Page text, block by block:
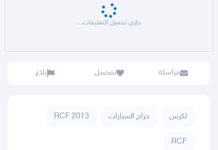
جاري تحميل التعليقات...
مراسلة تفضيل بلاغ
لكزس حراج السيارات RCF 2013
RCF